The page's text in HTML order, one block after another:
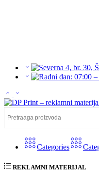
Categories
REKLAMNI MATERIJAL